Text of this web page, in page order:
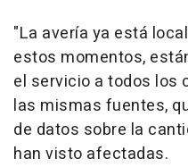
"La avería ya está
estos momentos,
el servicio a todos los
las mismas fuentes,
de datos sobre la
han visto afectadas.